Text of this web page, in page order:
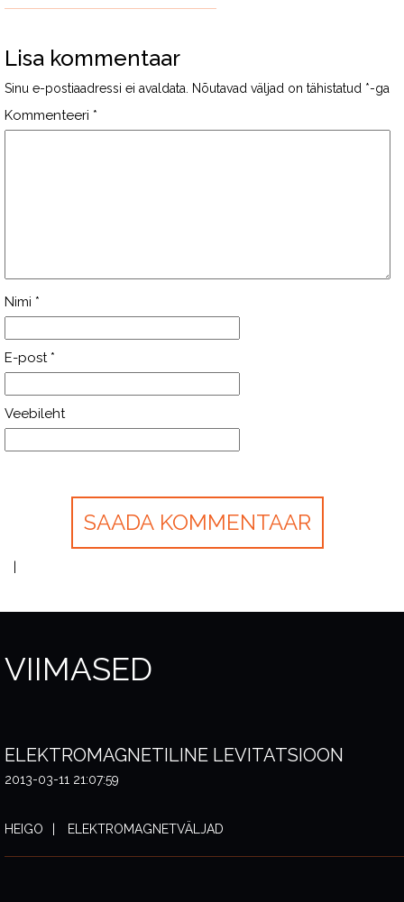
Lisa kommentaar
Sinu e-postiaadressi ei avaldata. Nõutavad väljad on tähistatud *-ga
Kommenteeri *
Nimi *
E-post *
Veebileht
VIIMASED
ELEKTROMAGNETILINE LEVITATSIOON
2013-03-11 21:07:59
HEIGO ELEKTROMAGNETVÄLJAD